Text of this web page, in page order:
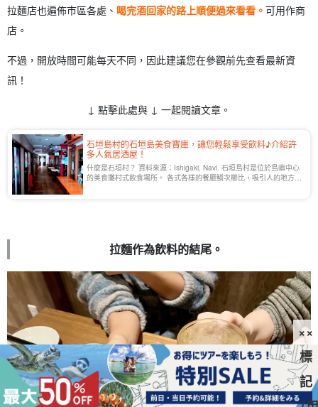
拉麵店也遍佈市區各處、 喝完酒回家的路上順便過來看看。 可用作商
店。
不過，開放時間可能每天不同，因此建議您在參觀前先查看最新資
訊！
↓ 點擊此處與 ↓ 一起閱讀文章。
石垣島村的石垣島美食寶庫，讓您輕鬆享受飲料♪介紹許
多人氣居酒屋！
什麼是石垣村？ 資料來源：Ishigaki, Navi. 石垣島村是位於島嶼中心
的美食攤村式飲食場所。 各式各樣的餐廳鱗次櫛比，吸引人的地方在
拉麵作為飲料的結尾。
××
標
記